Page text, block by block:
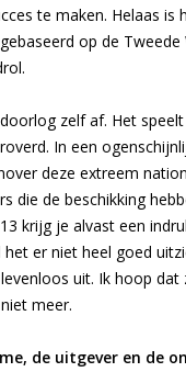
te maken. Helaas
op de
zelf af. Het
In een
deze extreem
die de beschikking
krijg je alvast een
er niet heel goed
uit. Ik hoop
meer.
de uitgever en de